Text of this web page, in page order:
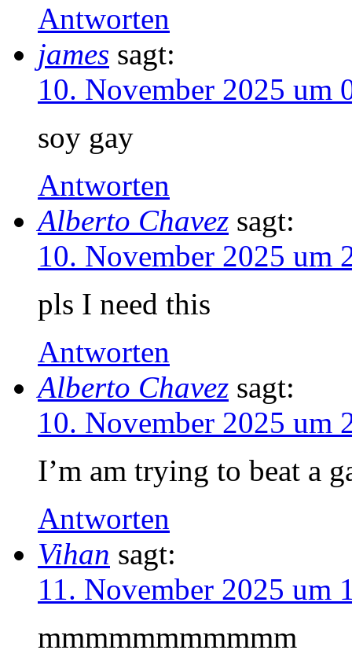
Antworten
james sagt:
10. November 2025 um
soy gay
Antworten
Alberto Chavez sagt:
10. November 2025 um
pls I need this
Antworten
Alberto Chavez sagt:
10. November 2025 um
I’m am trying to beat a
Antworten
Vihan sagt:
11. November 2025 um
mmmmmmmmmmm